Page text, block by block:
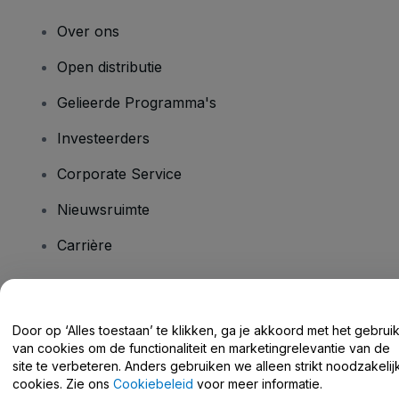
Over ons
Open distributie
Gelieerde Programma's
Investeerders
Corporate Service
Nieuwsruimte
Carrière
Helpcentrum / Neem Contact Met Ons Op
Door op ‘Alles toestaan’ te klikken, ga je akkoord met het gebruik
van cookies om de functionaliteit en marketingrelevantie van de
site te verbeteren. Anders gebruiken we alleen strikt
cookies. Zie ons Cookiebeleid voor meer informatie.